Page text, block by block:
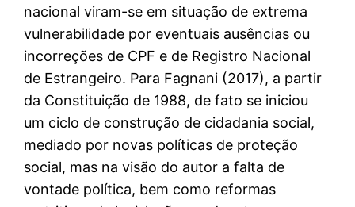
nacional viram-se em situação de extrema
vulnerabilidade por eventuais ausências ou
incorreções de CPF e de Registro Nacional
de Estrangeiro. Para Fagnani (2017), a partir
da Constituição de 1988, de fato se iniciou
um ciclo de construção de cidadania social,
mediado por novas políticas de proteção
social, mas na visão do autor a falta de
vontade política, bem como reformas